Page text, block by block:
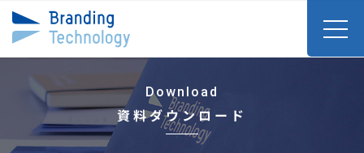
Download
資料ダウンロード